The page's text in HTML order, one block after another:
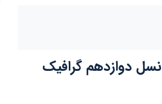
لپ تاپ گیمینگ الترابوک دل HP Victus 15 صفحه 15.6 اینچی پردازنده Core i7 – 12700H نسل دوازدهم گرافیک